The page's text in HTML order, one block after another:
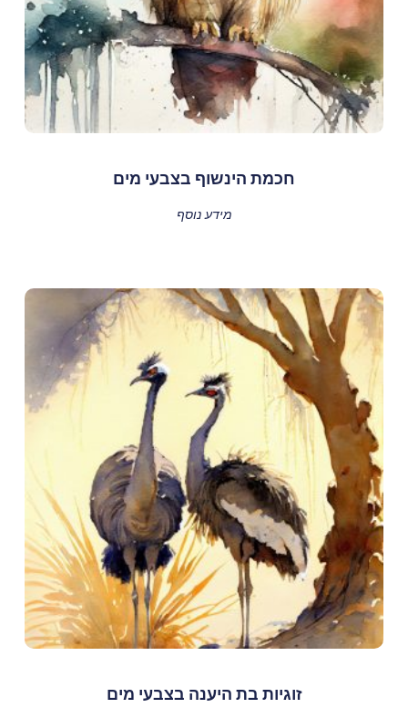
חכמת הינשוף בצבעי מים
מידע נוסף
זוגיות בת היענה בצבעי מים